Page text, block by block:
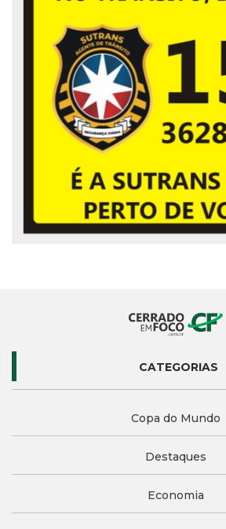
CATEGORIAS
Copa do Mundo
Destaques
Economia